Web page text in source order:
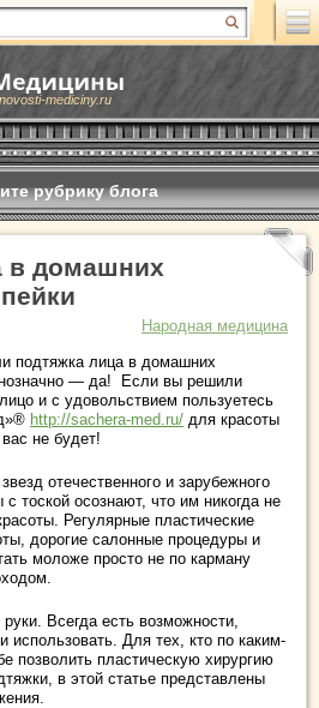
mediciny.ru
рубрику блога
в домашних
Народная медицина
подтяжка лица в домашних
— да! Если вы решили
и с удовольствием пользуетесь
http://sachera-med.ru/ для красоты
не будет!
отечественного и зарубежного
тоской осознают, что им никогда не
Регулярные пластические
дорогие салонные процедуры и
моложе просто не по карману
Всегда есть возможности,
использовать. Для тех, кто по каким-
позволить пластическую хирургию
в этой статье представлены